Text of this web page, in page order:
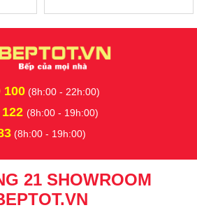
100 (8h:00 - 22h:00)
(8h:00 - 19h:00)
(8h:00 - 19h:00)
21 SHOWROOM